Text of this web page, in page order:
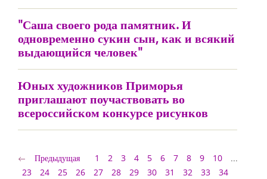
"Саша своего рода памятник. И
одновременно сукин сын, как и всякий
выдающийся человек"
Юных художников Приморья
приглашают поучаствовать во
всероссийском конкурсе рисунков
Предыдущая 1 2 3 4 5 6 7 8 9 10
...
23
24 25 26 27 28 29 30 31 32 33
34